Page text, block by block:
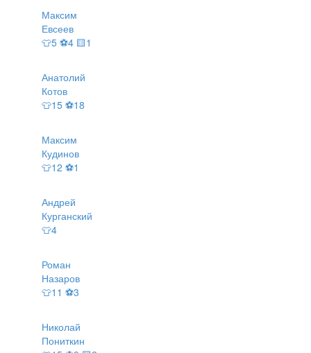
Максим
Евсеев
👕5 ⚽4 🟨1
Анатолий
Котов
👕15 ⚽18
Максим
Кудинов
👕12 ⚽1
Андрей
Курганский
👕4
Роман
Назаров
👕11 ⚽3
Николай
Пониткин